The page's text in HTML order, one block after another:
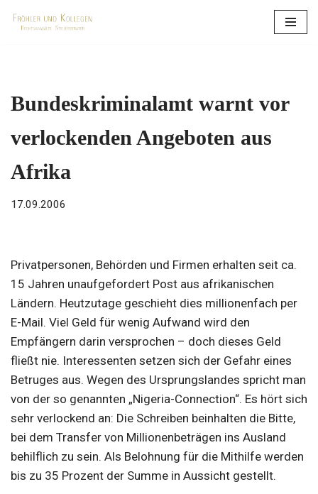
Bundeskriminalamt warnt vor
verlockenden Angeboten aus
Afrika
17.09.2006
Privatpersonen, Behörden und Firmen erhalten seit ca.
15 Jahren unaufgefordert Post aus afrikanischen
Ländern. Heutzutage geschieht dies millionenfach per
E-Mail. Viel Geld für wenig Aufwand wird den
Empfängern darin versprochen – doch dieses Geld
fließt nie. Interessenten setzen sich der Gefahr eines
Betruges aus. Wegen des Ursprungslandes spricht man
von der so genannten „Nigeria-Connection“. Es hört sich
sehr verlockend an: Die Schreiben beinhalten die Bitte,
bei dem Transfer von Millionenbeträgen ins Ausland
behilflich zu sein. Als Belohnung für die Mithilfe werden
bis zu 35 Prozent der Summe in Aussicht gestellt.